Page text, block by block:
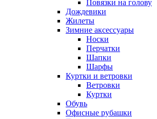
Повязки на голову
Дождевики
Жилеты
Зимние аксессуары
Носки
Перчатки
Шапки
Шарфы
Куртки и ветровки
Ветровки
Куртки
Обувь
Офисные рубашки